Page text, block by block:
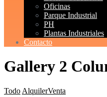
Oficinas
Parque Industrial
PH
Plantas Industriales
Contacto
Gallery 2
Todo AlquilerVenta